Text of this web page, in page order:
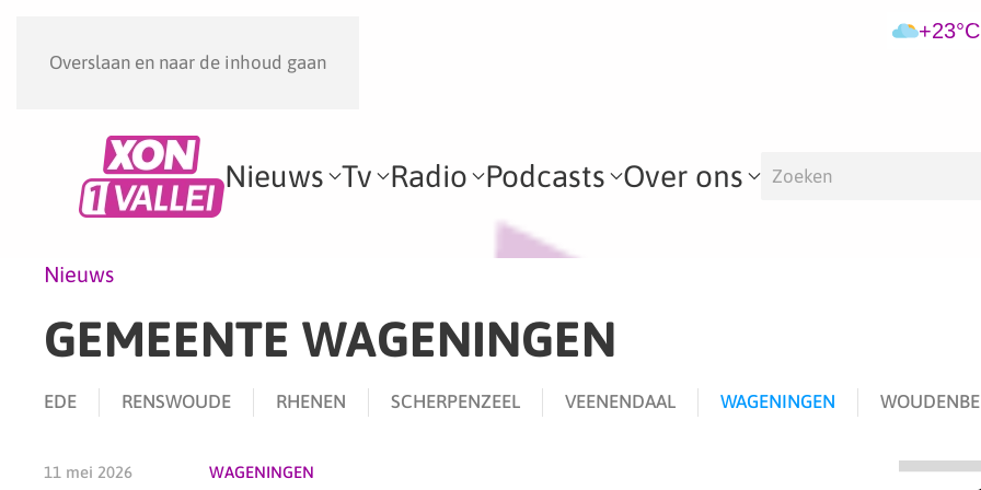
Overslaan en naar de inhoud gaan
+23°C
Nieuws Tv Radio Podcasts Over ons
Nieuws
GEMEENTE WAGENINGEN
EDE RENSWOUDE RHENEN SCHERPENZEEL VEENENDAAL WAGENINGEN
11 mei 2026 WAGENINGEN